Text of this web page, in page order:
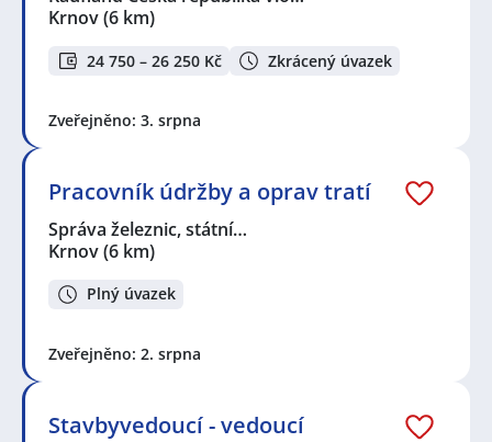
Krnov(6 km)
24 750 – 26 250 Kč Zkrácený úvazek
Zveřejněno: 3. srpna
Pracovník údržby a oprav tratí
Správa železnic, státní…
Krnov(6 km)
Plný úvazek
Zveřejněno: 2. srpna
Stavbyvedoucí - vedoucí